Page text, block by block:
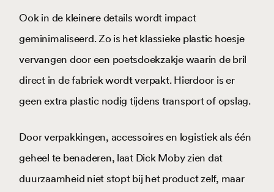
Ook in de kleinere details wordt impact
geminimaliseerd. Zo is het klassieke plastic hoesje
vervangen door een poetsdoekzakje waarin de bril
direct in de fabriek wordt verpakt. Hierdoor is er
geen extra plastic nodig tijdens transport of opslag.
Door verpakkingen, accessoires en logistiek als één
geheel te benaderen, laat Dick Moby zien dat
duurzaamheid niet stopt bij het product zelf, maar